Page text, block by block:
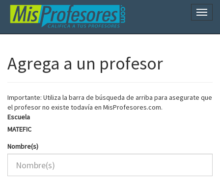
Agrega a un profesor
Importante: Utiliza la barra de búsqueda de arriba para asegurate que
el profesor no existe todavía en MisProfesores.com.
Escuela
MATEFIC
Nombre(s)